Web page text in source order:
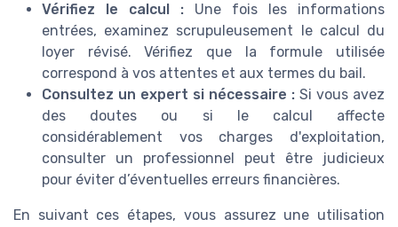
Vérifiez le calcul : Une fois les informations
entrées, examinez scrupuleusement le calcul du
loyer révisé. Vérifiez que la formule utilisée
correspond à vos attentes et aux termes du bail.
Consultez un expert si nécessaire : Si vous avez
des doutes ou si le calcul affecte
considérablement vos charges d'exploitation,
consulter un professionnel peut être judicieux
pour éviter d’éventuelles erreurs financières.
En suivant ces étapes, vous assurez une utilisation